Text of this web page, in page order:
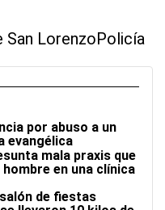
San LorenzoPolicía
por abuso a un
evangélica
mala praxis que
en una clínica
de fiestas